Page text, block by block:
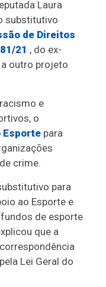
Laura
substitutivo
de Direitos
21 , do ex-
a outro projeto
e
o
Esporte para
crime.
para
ao Esporte e
de esporte
que a
Lei Geral do